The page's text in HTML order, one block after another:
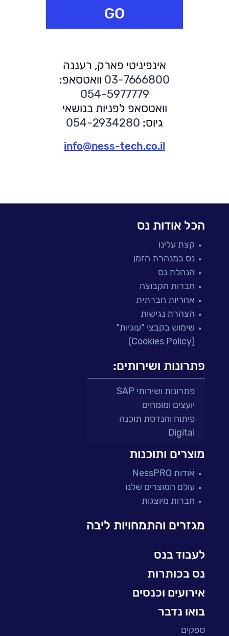
GO
אינפיניטי פארק, רעננה
03-7666800 וואטסאפ:
054-5977779
וואטסאפ לפניות בנושאי
גיוס: 054-2934280
info@ness-tech.co.il
הכל אודות נס
קצת עלינו
נס במנהרת הזמן
הנהלת נס
חברות הקבוצה
אחריות חברתית
הצהרת נגישות
שימוש בקבצי "עוגיות“
(Cookies Policy)
פתרונות ושירותים:
פתרונות ושירותי SAP
יועצים ומומחים
פיתוח והנדסת תוכנה
Digital
פתרונות למגזר הפיננסי
מיקור חוץ ושירותים מנוהלים
בדיקות והבטחת איכות
עולמות הענן
עולמות הסייבר
BI, Analytics & Big-Data
מוצרים ותוכנות
אודות NessPRO
עולם המוצרים שלנו
חברות מיוצגות
מגזרים והתמחויות ליבה
לעבוד בנס
נס בכותרות
אירועים וכנסים
בואו נדבר
ספקים